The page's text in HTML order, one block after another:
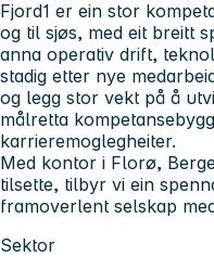
Fjord1 er ein stor
og til sjøs, med eit breitt
anna operativ drift,
stadig etter nye
og legg stor vekt på å
målretta
karrieremoglegheiter.
Med kontor i Florø,
tilsette, tilbyr vi ein
framoverlent selskap
Sektor